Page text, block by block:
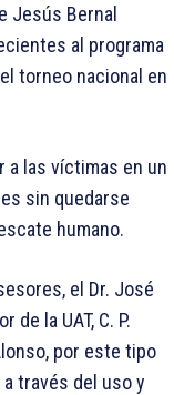
Jesús Bernal
al programa
torneo nacional en
a las víctimas en un
sin quedarse
humano.
el Dr. José
la UAT, C. P.
por este tipo
través del uso y